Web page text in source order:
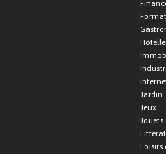
Jardin
Jeux
Jouets
Loisirs